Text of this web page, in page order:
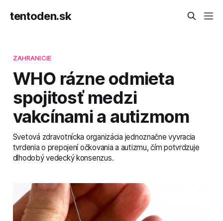
tentoden.sk
ZAHRANICIE
WHO rázne odmieta
spojitosť medzi
vakcínami a autizmom
Svetová zdravotnícka organizácia jednoznačne vyvracia
tvrdenia o prepojení očkovania a autizmu, čím potvrdzuje
dlhodobý vedecký konsenzus.